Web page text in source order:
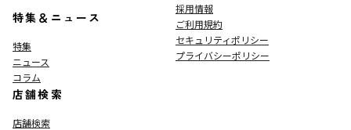
特集＆ニュース
特集
ニュース
コラム
店舗検索
店舗検索
採用情報
ご利用規約
セキュリティポリシー
プライバシーポリシー